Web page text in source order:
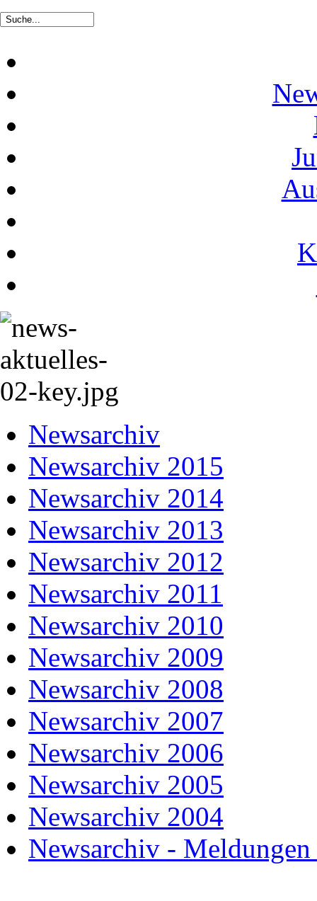
Newsarchiv
Newsarchiv 2015
Newsarchiv 2014
Newsarchiv 2013
Newsarchiv 2012
Newsarchiv 2011
Newsarchiv 2010
Newsarchiv 2009
Newsarchiv 2008
Newsarchiv 2007
Newsarchiv 2006
Newsarchiv 2005
Newsarchiv 2004
Newsarchiv -